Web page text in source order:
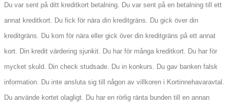
Du var sent på ditt kreditkort betalning. Du var sent på en betalning till ett
annat kreditkort. Du fick för nära din kreditgräns. Du gick över din
kreditgräns. Du kom för nära eller gick över din kreditgräns på ett annat
kort. Din kredit värdering sjunkit. Du har för många kreditkort. Du har för
mycket skuld. Din check studsade. Du in konkurs. Du gav banken falsk
information. Du inte ansluta sig till någon av villkoren i Kortinnehavaravtal.
Du använde kortet olagligt. Du har en rörlig ränta bunden till en annan